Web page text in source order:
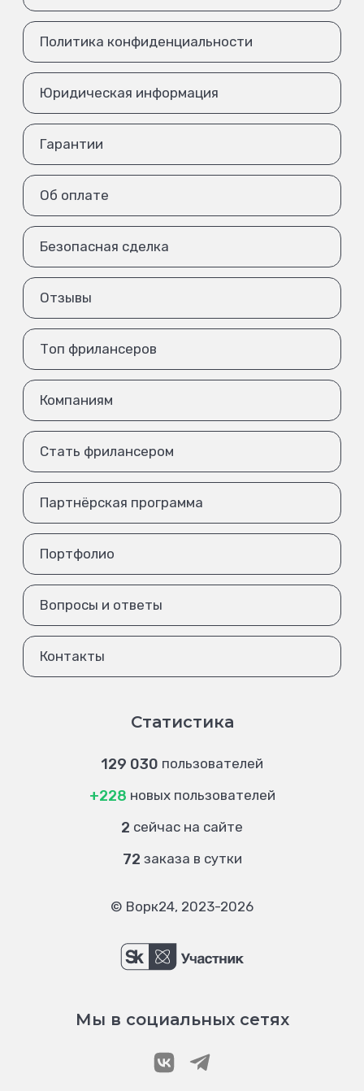
Политика конфиденциальности
Юридическая информация
Гарантии
Об оплате
Безопасная сделка
Отзывы
Топ фрилансеров
Компаниям
Стать фрилансером
Партнёрская программа
Портфолио
Вопросы и ответы
Контакты
Статистика
129 030 пользователей
+228 новых пользователей
2 сейчас на сайте
72 заказа в сутки
© Ворк24, 2023-2026
Мы в социальных сетях